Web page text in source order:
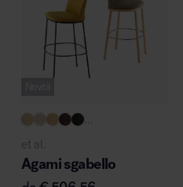
...
et al.
Agami sgabello